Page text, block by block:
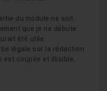
que moi-même pour
foncière des entreprises)
du module ne soit
que je ne débute
été utile
légale sur la rédaction
est coupée et illisible.